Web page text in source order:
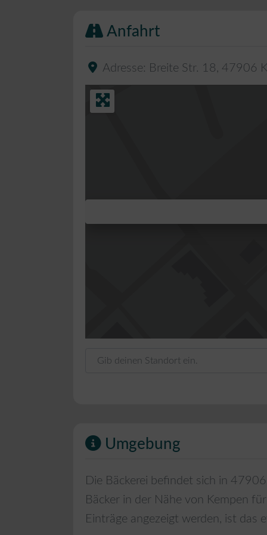
Anfahrt
Adresse: Breite Str. 18 , 47906
Umgebung
Die Bäckerei befindet sich in 47906
Bäcker in der Nähe von Kempen
Einträge angezeigt werden, ist das